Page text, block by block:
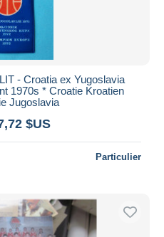
- Croatia ex Yugoslavia
1970s * Croatie Kroatien
Jugoslavia
$US
Particulier